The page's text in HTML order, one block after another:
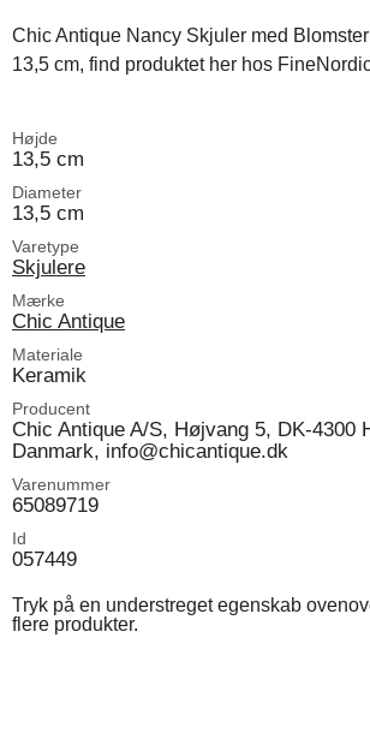
Chic Antique Nancy Skjuler med
13,5 cm, find produktet her hos
Højde
13,5 cm
Diameter
13,5 cm
Varetype
Skjulere
Mærke
Chic Antique
Materiale
Keramik
Producent
Chic Antique A/S, Højvang 5, DK-4300
Danmark, info@chicantique.dk
Varenummer
65089719
Id
057449
Tryk på en understreget egenskab
flere produkter.